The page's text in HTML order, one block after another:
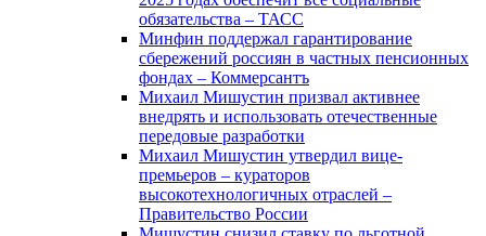
обязательства – ТАСС
Минфин поддержал гарантирование
сбережений россиян в частных пенсионных
фондах – Коммерсантъ
Михаил Мишустин призвал активнее
внедрять и использовать отечественные
передовые разработки
Михаил Мишустин утвердил вице-
премьеров – кураторов
высокотехнологичных отраслей –
Правительство России